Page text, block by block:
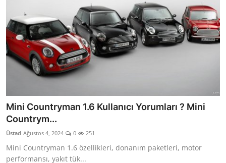
Mini Countryman 1.6 Kullanıcı Yorumları ? Mini
Countrym...
Üstad Ağustos 4, 2024 0 251
Mini Countryman 1.6 özellikleri, donanım paketleri, motor
performansı, yakıt tük...